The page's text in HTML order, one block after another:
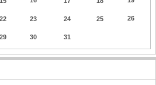
22 23 24 25 26
29 30 31